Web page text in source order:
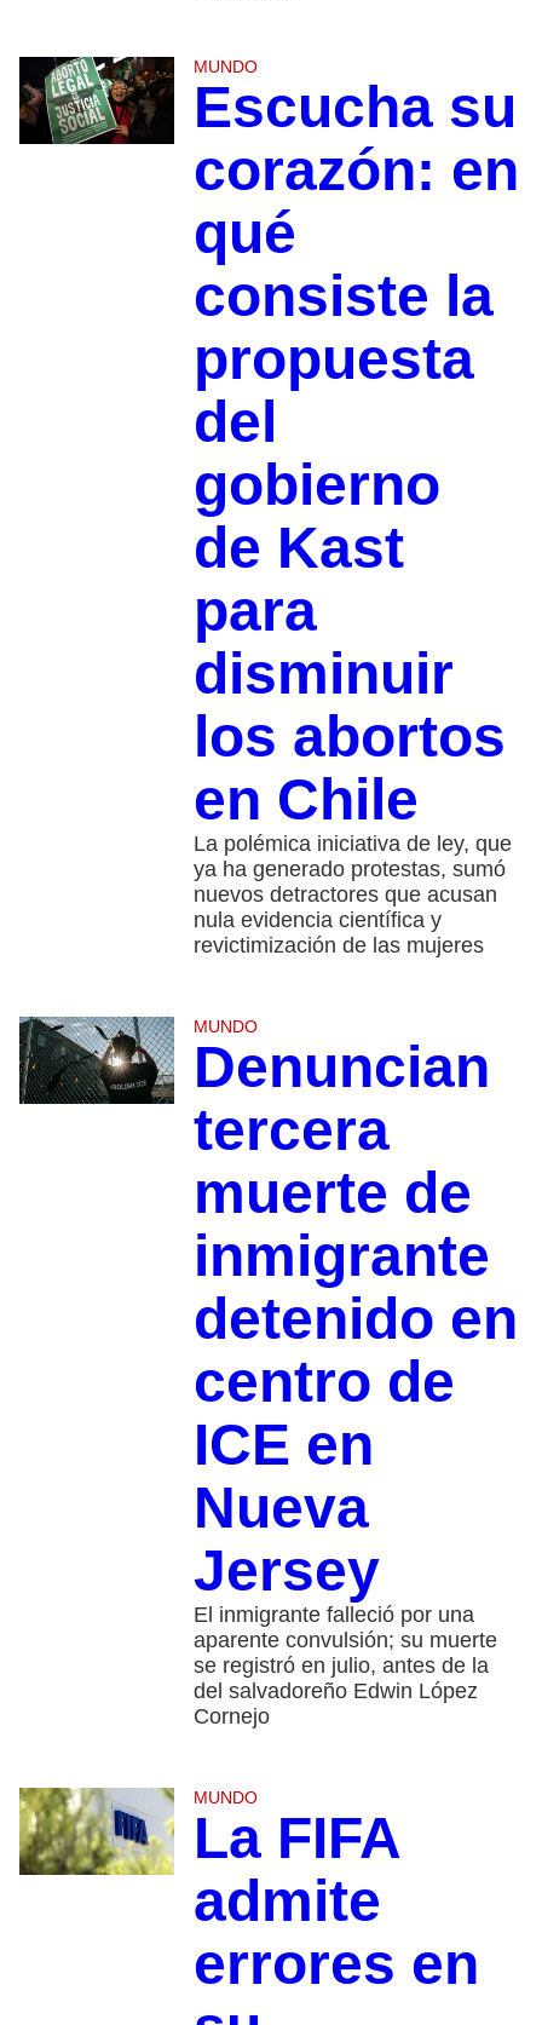
MUNDO
Escucha su
corazón: en
qué
consiste la
propuesta
del
gobierno
de Kast
para
disminuir
los abortos
en Chile
La polémica iniciativa de ley, que
ya ha generado protestas, sumó
nuevos detractores que acusan
nula evidencia científica y
revictimización de las mujeres
MUNDO
Denuncian
tercera
muerte de
inmigrante
detenido en
centro de
ICE en
Nueva
Jersey
El inmigrante falleció por una
aparente convulsión; su muerte
se registró en julio, antes de la
del salvadoreño Edwin López
Cornejo
MUNDO
La FIFA
admite
errores en